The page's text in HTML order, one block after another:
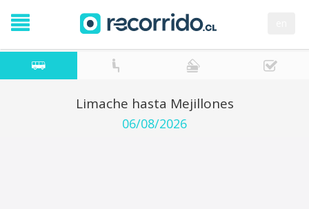
Limache hasta Mejillones
06/08/2026